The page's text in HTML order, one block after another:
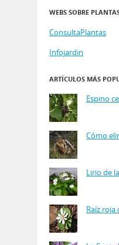
WEBS SOBRE
ConsultaPlantas
Infojardin
ARTÍCULOS MÁS
Espino
Cómo
Lirio de
Raíz roja